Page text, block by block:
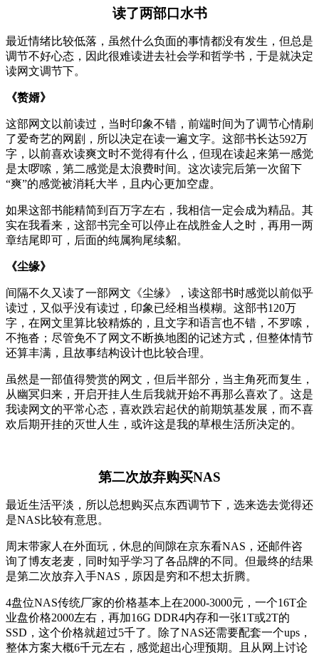
读了两部口水书
最近情绪比较低落，虽然什么负面的事情都没有发生，但总是
调节不好心态，因此很难读进去社会学和哲学书，于是就决定
读网文调节下。
《赘婿》
这部网文以前读过，当时印象不错，前端时间为了调节心情刷
了爱奇艺的网剧，所以决定在读一遍文字。这部书长达592万
字，以前喜欢读爽文时不觉得有什么，但现在读起来第一感觉
是太啰嗦，第二感觉是太浪费时间。这次读完后第一次留下
“爽”的感觉被消耗大半，且内心更加空虚。
如果这部书能精简到百万字左右，我相信一定会成为精品。其
实在我看来，这部书完全可以停止在战胜金人之时，再用一两
章结尾即可，后面的纯属狗尾续貂。
《尘缘》
间隔不久又读了一部网文《尘缘》，读这部书时感觉以前似乎
读过，又似乎没有读过，印象已经相当模糊。这部书120万
字，在网文里算比较精炼的，且文字和语言也不错，不罗嗦，
不拖沓；尽管免不了网文不断换地图的记述方式，但整体情节
还算丰满，且故事结构设计也比较合理。
虽然是一部值得赞赏的网文，但后半部分，当主角死而复生，
从幽冥归来，开启开挂人生后我就开始不再那么喜欢了。这是
我读网文的平常心态，喜欢跌宕起伏的前期筑基发展，而不喜
欢后期开挂的灭世人生，或许这是我的草根生活所决定的。
第二次放弃购买NAS
最近生活平淡，所以总想购买点东西调节下，选来选去觉得还
是NAS比较有意思。
周末带家人在外面玩，休息的间隙在京东看NAS，还邮件咨
询了博友老麦，同时知乎学习了各品牌的不同。但最终的结果
是第二次放弃入手NAS，原因是穷和不想太折腾。
4盘位NAS传统厂家的价格基本上在2000-3000元，一个16T企
业盘价格2000左右，再加16G DDR4内存和一张1T或2T的
SSD，这个价格就超过5千了。除了NAS还需要配套一个ups，
整体方案大概6千元左右，感觉超出心理预期。且从网上讨论